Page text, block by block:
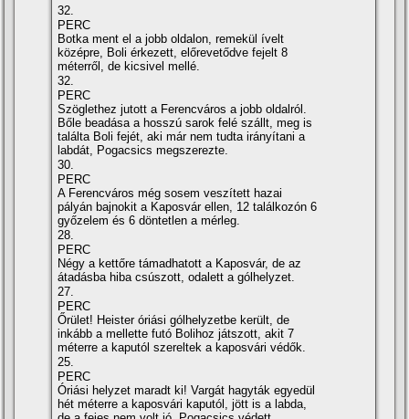
32.
PERC
Botka ment el a jobb oldalon, remekül í­velt
középre, Boli érkezett, előrevetődve fejelt 8
méterről, de kicsivel mellé.
32.
PERC
Szöglethez jutott a Ferencváros a jobb oldalról.
Bőle beadása a hosszú sarok felé szállt, meg is
találta Boli fejét, aki már nem tudta irányí­tani a
labdát, Pogacsics megszerezte.
30.
PERC
A Ferencváros még sosem veszí­tett hazai
pályán bajnokit a Kaposvár ellen, 12 találkozón 6
győzelem és 6 döntetlen a mérleg.
28.
PERC
Négy a kettőre támadhatott a Kaposvár, de az
átadásba hiba csúszott, odalett a gólhelyzet.
27.
PERC
Őrület! Heister óriási gólhelyzetbe került, de
inkább a mellette futó Bolihoz játszott, akit 7
méterre a kaputól szereltek a kaposvári védők.
25.
PERC
Óriási helyzet maradt ki! Vargát hagyták egyedül
hét méterre a kaposvári kaputól, jött is a labda,